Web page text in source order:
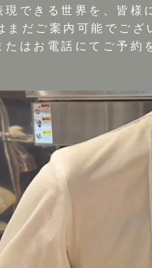
できる世界を、皆様
だご案内可能でござ
たはお電話にてご予約